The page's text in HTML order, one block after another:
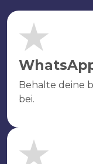
Behalte deine
bei.